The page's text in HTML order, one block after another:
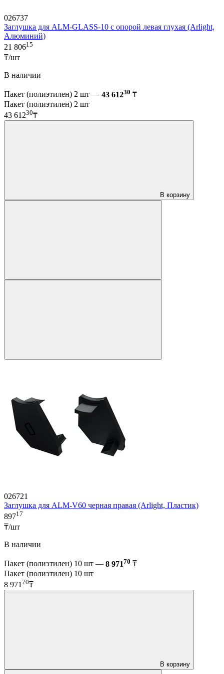
026737
Заглушка для ALM-GLASS-10 с опорой левая глухая (Arlight,
Алюминий)
21 80615
₸/шт
В наличии
Пакет (полиэтилен) 2 шт — 43 61230 ₸
Пакет (полиэтилен) 2 шт
43 61230₸
В корзину
026721
Заглушка для ALM-V60 черная правая (Arlight, Пластик)
89717
₸/шт
В наличии
Пакет (полиэтилен) 10 шт — 8 97170 ₸
Пакет (полиэтилен) 10 шт
8 971 70₸
В корзину